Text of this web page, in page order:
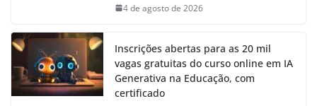
4 de agosto de 2026
Inscrições abertas para as 20 mil
vagas gratuitas do curso online em IA
Generativa na Educação, com
certificado